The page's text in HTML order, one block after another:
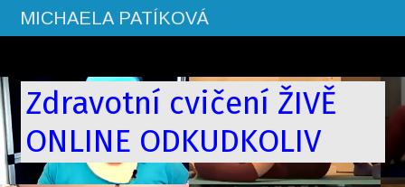
MICHAELA PATÍKOVÁ
Zdravotní cvičení ŽIVĚ
ONLINE ODKUDKOLIV